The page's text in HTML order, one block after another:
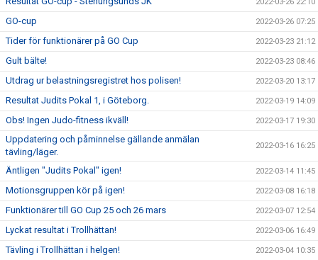
GO-cup 2022-03-26 07:25
Tider för funktionärer på GO Cup 2022-03-23 21:12
Gult bälte! 2022-03-23 08:46
Utdrag ur belastningsregistret hos polisen! 2022-03-20 13:17
Resultat Judits Pokal 1, i Göteborg. 2022-03-19 14:09
Obs! Ingen Judo-fitness ikväll! 2022-03-17 19:30
Uppdatering och påminnelse gällande anmälan
tävling/läger.
2022-03-16 16:25
Äntligen "Judits Pokal" igen! 2022-03-14 11:45
Motionsgruppen kör på igen! 2022-03-08 16:18
Funktionärer till GO Cup 25 och 26 mars 2022-03-07 12:54
Lyckat resultat i Trollhättan! 2022-03-06 16:49
Tävling i Trollhättan i helgen! 2022-03-04 10:35